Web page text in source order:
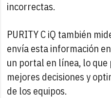
incorrectas.
PURITY C iQ también
envía esta información
un portal en línea, lo
mejores decisiones y
de los equipos.